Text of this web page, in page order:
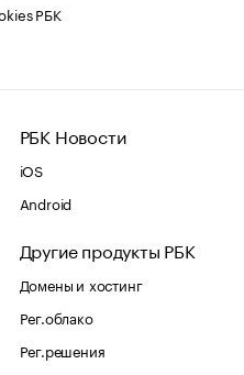
РБК
РБК Новости
iOS
Android
Другие продукты РБК
Домены и хостинг
Рег.облако
Рег.решения